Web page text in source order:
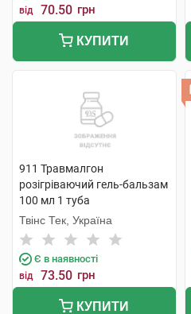
від 70.50 грн
КУПИТИ
911 Травмалгон
розігріваючий гель-бальзам
100 мл 1 туба
Твінс Тек, Україна
Є в наявності
від 73.50 грн
КУПИТИ